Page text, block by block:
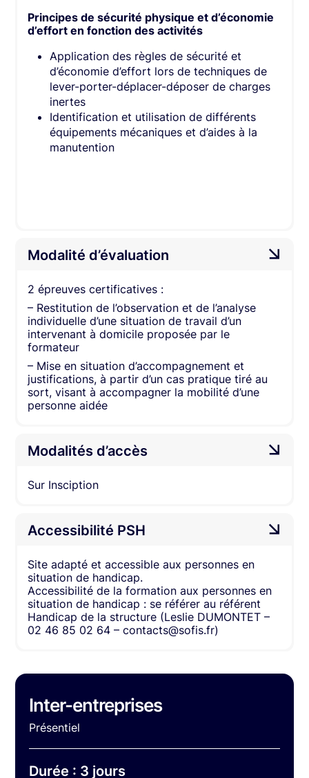
Principes de sécurité physique et d’économie
d’effort en fonction des activités
Application des règles de sécurité et
d’économie d’effort lors de techniques de
lever-porter-déplacer-déposer de charges
inertes
Identification et utilisation de différents
équipements mécaniques et d’aides à la
manutention
Modalité d’évaluation
2 épreuves certificatives :
– Restitution de l’observation et de l’analyse
individuelle d’une situation de travail d’un
intervenant à domicile proposée par le
formateur
– Mise en situation d’accompagnement et
justifications, à partir d’un cas pratique tiré au
sort, visant à accompagner la mobilité d’une
personne aidée
Modalités d’accès
Sur Insciption
Accessibilité PSH
Site adapté et accessible aux personnes en
situation de handicap.
Accessibilité de la formation aux personnes en
situation de handicap : se référer au référent
Handicap de la structure (Leslie DUMONTET –
02 46 85 02 64 – contacts@sofis.fr)
Inter-entreprises
Présentiel
Durée : 3 jours